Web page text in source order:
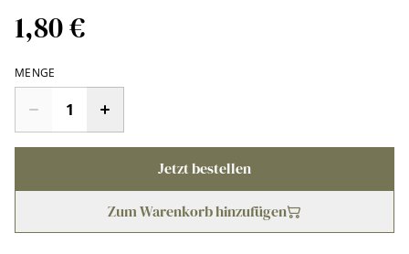
1,80 €
MENGE
Jetzt bestellen
Zum Warenkorb hinzufügen